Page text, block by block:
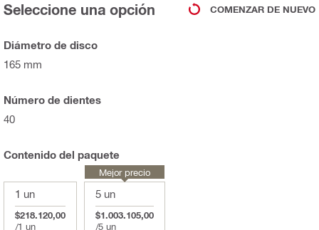
Seleccione una opción COMENZAR DE NUEVO
Diámetro de disco
165 mm
Número de dientes
40
Contenido del paquete
1 un
$218.120,00
/1 un
5 un
$1.003.105,00
/5 un
Mejor precio